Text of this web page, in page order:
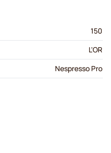
150
L'OR
Nespresso Pro